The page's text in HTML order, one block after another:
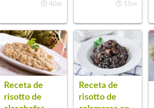
40m 55m
Receta de
risotto de
Receta de
risotto de